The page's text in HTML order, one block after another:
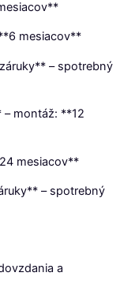
mesiacov**
– spotrebný
montáž: **12
mesiacov**
– spotrebný
a